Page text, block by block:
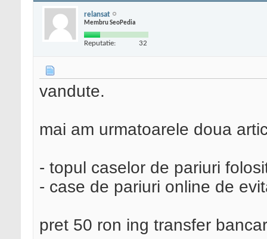
relansat
Membru SeoPedia
Reputatie: 32
vandute.
mai am urmatoarele doua
- topul caselor de pariuri
- case de pariuri online de
pret 50 ron ing transfer